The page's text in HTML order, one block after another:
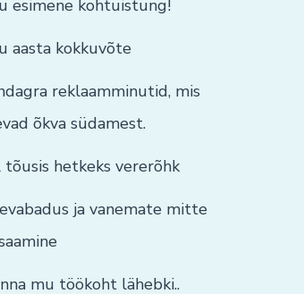
esimene kohtuistung!
aasta kokkuvõte
reklaamminutid, mis
õkva südamest.
hetkeks vererõhk
ja vanemate mitte
mu töökoht lähebki..